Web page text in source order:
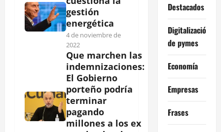
gestión
energética
4 de noviembre de
2022
Que marchen las
indemnizaciones:
El Gobierno
porteño podría
terminar
pagando
millones a los ex
Destacados
Digitalización
de pymes
Economía
Empresas
Frases